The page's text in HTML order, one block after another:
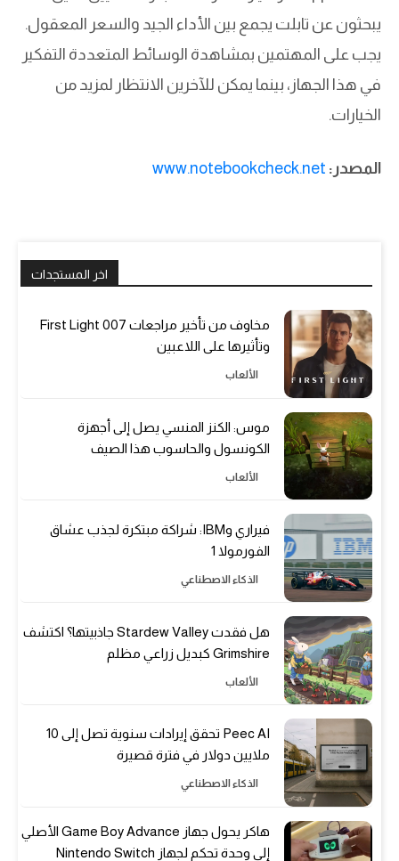
يبحثون عن تابلت يجمع بين الأداء الجيد والسعر المعقول.
يجب على المهتمين بمشاهدة الوسائط المتعددة التفكير
في هذا الجهاز، بينما يمكن للآخرين الانتظار لمزيد من
الخيارات.
المصدر: www.notebookcheck.net
اخر المستجدات
مخاوف من تأخير مراجعات 007 First Light
وتأثيرها على اللاعبين
الألعاب
موس: الكنز المنسي يصل إلى أجهزة
الكونسول والحاسوب هذا الصيف
الألعاب
فيراري وIBM: شراكة مبتكرة لجذب عشاق
الفورمولا 1
الذكاء الاصطناعي
هل فقدت Stardew Valley جاذبيتها؟ اكتشف
Grimshire كبديل زراعي مظلم
الألعاب
Peec AI تحقق إيرادات سنوية تصل إلى 10
ملايين دولار في فترة قصيرة
الذكاء الاصطناعي
هاكر يحول جهاز Game Boy Advance الأصلي
إلى وحدة تحكم لجهاز Nintendo Switch